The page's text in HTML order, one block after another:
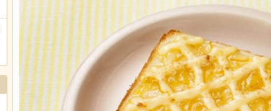
ヒーローのサバイバルアクション Siege Survivors
Powered by livedoor 相互RSS